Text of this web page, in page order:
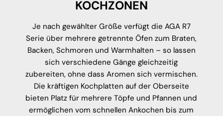
KOCHZONEN
Je nach gewählter Größe verfügt die AGA R7
Serie über mehrere getrennte Öfen zum Braten,
Backen, Schmoren und Warmhalten – so lassen
sich verschiedene Gänge gleichzeitig
zubereiten, ohne dass Aromen sich vermischen.
Die kräftigen Kochplatten auf der Oberseite
bieten Platz für mehrere Töpfe und Pfannen und
ermöglichen vom schnellen Ankochen bis zum